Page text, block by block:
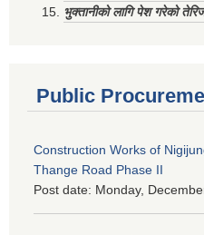
भुक्तानीको लागि पेश गरेको
Public
Construction Works of
Thange Road Phase II
Post date: Monday,